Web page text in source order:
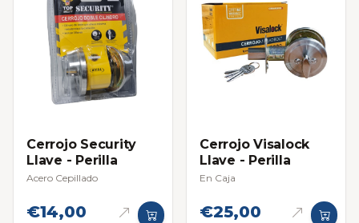
Cerrojo Security
Llave - Perilla
Acero Cepillado
€14,00
Cerrojo Visalock
Llave - Perilla
En Caja
€25,00